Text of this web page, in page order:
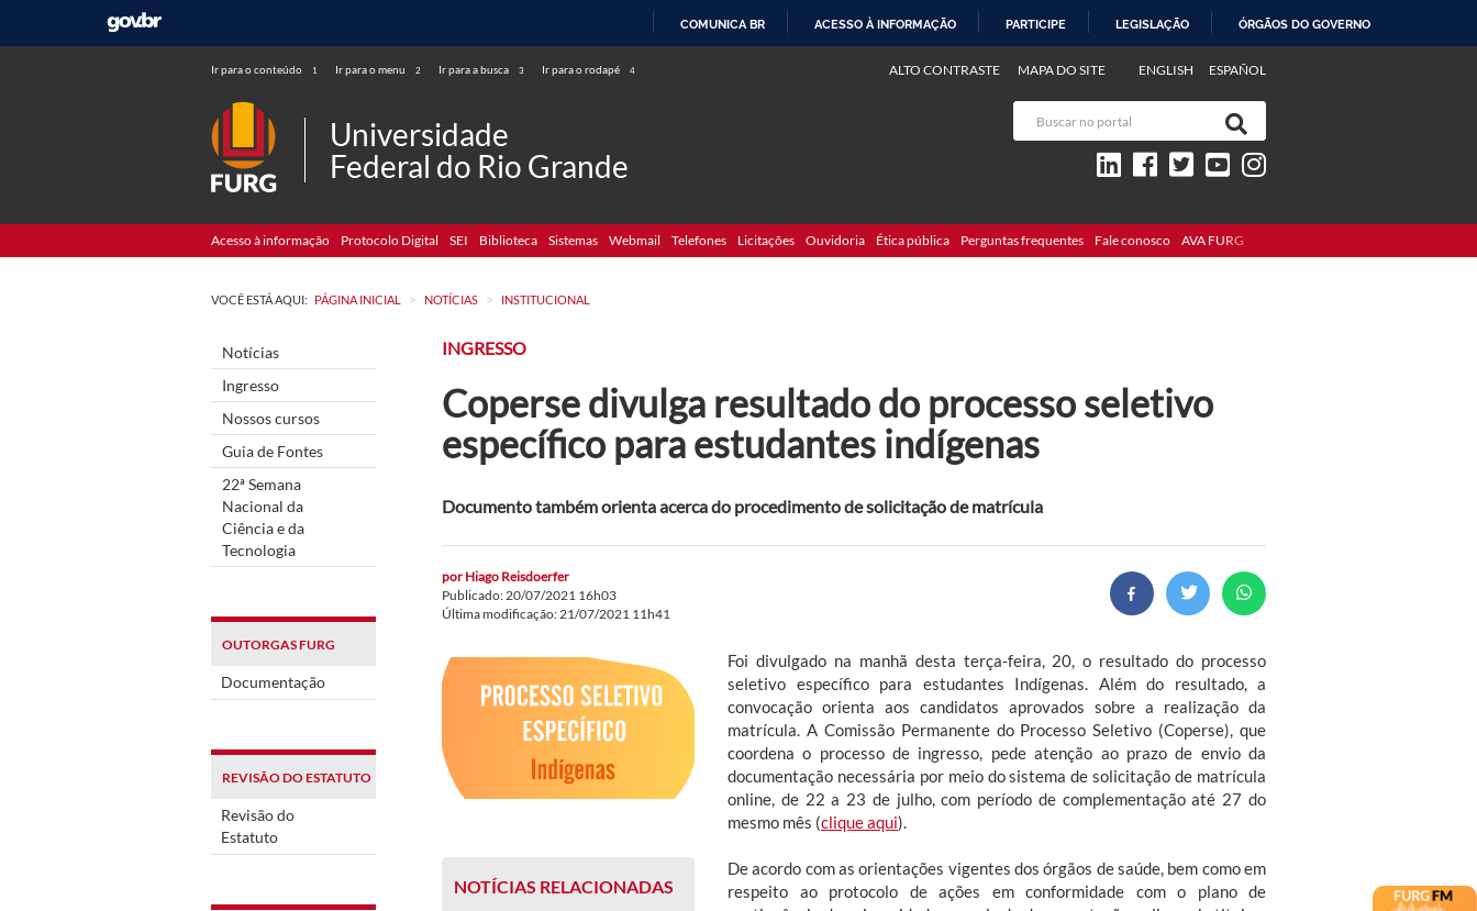
COMUNICA BR ACESSO À INFORMAÇÃO PARTICIPE LEGISLAÇÃO ÓRGÃOS DO GOVERNO
Ir para o conteúdo 1 Ir para o menu 2 Ir para a busca 3 Ir para o rodapé 4 ENGLISH ESPAÑOL
ALTO CONTRASTE MAPA DO SITE
Universidade
Federal do Rio Grande
Acesso à informação Protocolo Digital SEI Biblioteca Sistemas Webmail Telefones Licitações Ouvidoria Ética pública Perguntas frequentes Fale conosco AVA FURG
VOCÊ ESTÁ AQUI: PÁGINA INICIAL > NOTÍCIAS > INSTITUCIONAL
Notícias
Ingresso
Nossos cursos
Guia de Fontes
22ª Semana
Nacional da
Ciência e da
Tecnologia
OUTORGAS FURG
Documentação
REVISÃO DO ESTATUTO
Revisão do
Estatuto
INGRESSO
Coperse divulga resultado do processo seletivo
específico para estudantes indígenas
Documento também orienta acerca do procedimento de solicitação de matrícula
por Hiago Reisdoerfer
Publicado: 20/07/2021 16h03
Última modificação: 21/07/2021 11h41
Foi divulgado na manhã desta terça-feira, 20, o resultado do processo
seletivo específico para estudantes Indígenas. Além do resultado, a
convocação orienta aos candidatos aprovados sobre a realização da
matrícula. A Comissão Permanente do Processo Seletivo (Coperse), que
coordena o processo de ingresso, pede atenção ao prazo de envio da
documentação necessária por meio do sistema de solicitação de matrícula
online, de 22 a 23 de julho, com período de complementação até 27 do
mesmo mês (clique aqui).
NOTÍCIAS RELACIONADAS
De acordo com as orientações vigentes dos órgãos de saúde, bem como em
respeito ao protocolo de ações em conformidade com o plano de